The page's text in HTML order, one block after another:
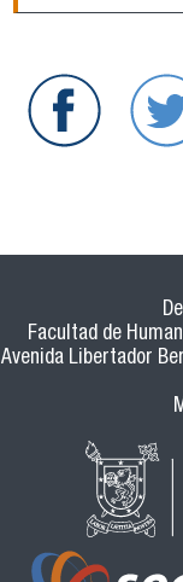
Facultad de
Avenida Libertador